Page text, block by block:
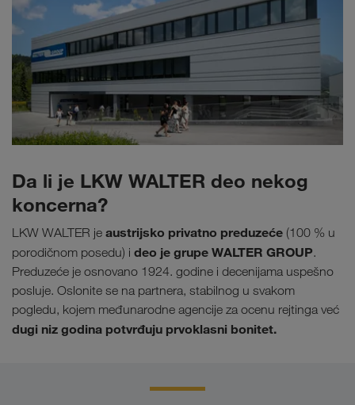
Da li je LKW WALTER deo nekog
koncerna?
LKW WALTER je austrijsko privatno preduzeće (100 % u
porodičnom posedu) i deo je grupe WALTER GROUP.
Preduzeće je osnovano 1924. godine i decenijama uspešno
posluje. Oslonite se na partnera, stabilnog u svakom
pogledu, kojem međunarodne agencije za ocenu rejtinga već
dugi niz godina potvrđuju prvoklasni bonitet.